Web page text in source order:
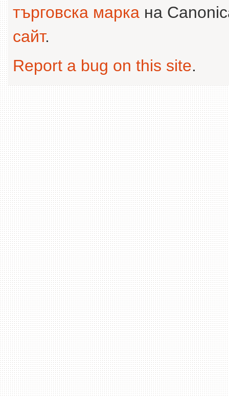
търговска марка на
сайт.
Report a bug on this site.